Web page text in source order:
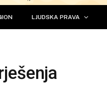
LJUDSKA PRAVA